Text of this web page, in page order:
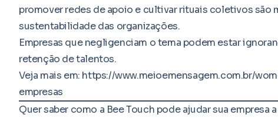
promover redes de apoio e cultivar rituais coletivos são
sustentabilidade das organizações.
Empresas que negligenciam o tema podem estar
retenção de talentos.
Veja mais em: https://www.meioemensagem.com.br/
empresas
Quer saber como a Bee Touch pode ajudar sua